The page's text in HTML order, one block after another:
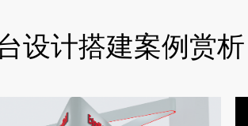
实力加冕｜中励展览入选第四届链博会推荐搭建施工服务商名录
再获殊荣！中励展览荣获世界制药原料中国展可持续金奖
设计搭建案例赏析